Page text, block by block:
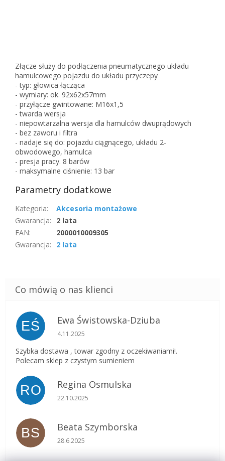
Złącze służy do podłączenia pneumatycznego układu
hamulcowego pojazdu do układu przyczepy
- typ: głowica łącząca
- wymiary: ok. 92x62x57mm
- przyłącze gwintowane: M16x1,5
- twarda wersja
- niepowtarzalna wersja dla hamulców dwuprądowych
- bez zaworu i filtra
- nadaje się do: pojazdu ciągnącego, układu 2-
obwodowego, hamulca
- presja pracy. 8 barów
- maksymalne ciśnienie: 13 bar
Parametry dodatkowe
Kategoria:
Akcesoria montażowe
Gwarancja:
2 lata
EAN:
2000010009305
Gwarancja: 2 lata
EŚ Ewa Świstowska-Dziuba
Ocena sklepu to 5 na 5 gwiazdek.
4.11.2025
Szybka dostawa , towar zgodny z oczekiwaniami!.
Polecam sklep z czystym sumieniem
RO Regina Osmulska
Ocena sklepu to 5 na 5 gwiazdek.
22.10.2025
BS Beata Szymborska
Ocena sklepu to 5 na 5 gwiazdek.
28.6.2025